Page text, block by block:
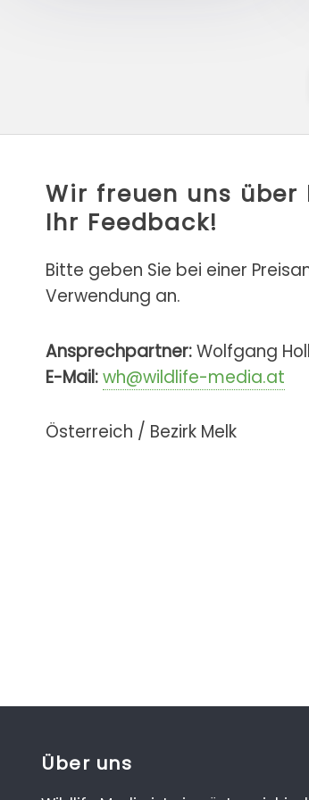
Wir freuen uns über
Ihr Feedback!
Bitte geben Sie bei einer
Verwendung an.
Ansprechpartner:Wolfgang
E-Mail:wh@wildlife-media.at
Österreich / Bezirk Melk
Über uns